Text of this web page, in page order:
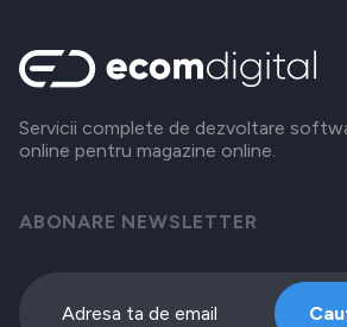
Servicii complete de dezvoltare
online pentru magazine online.
ABONARE NEWSLETTER